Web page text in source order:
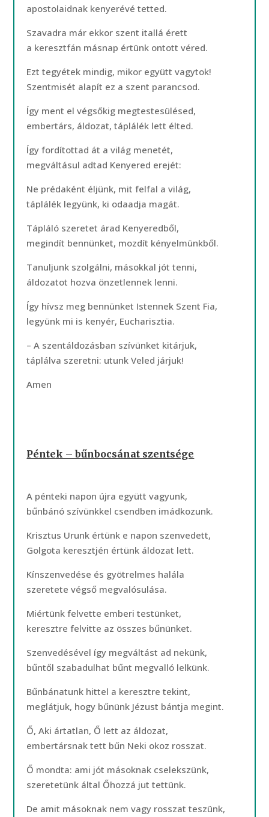
apostolaidnak kenyerévé tetted.
Szavadra már ekkor szent itallá érett
a keresztfán másnap értünk ontott véred.
Ezt tegyétek mindig, mikor együtt vagytok!
Szentmisét alapít ez a szent parancsod.
Így ment el végsőkig megtestesülésed,
embertárs, áldozat, táplálék lett élted.
Így fordítottad át a világ menetét,
megváltásul adtad Kenyered erejét:
Ne prédaként éljünk, mit felfal a világ,
táplálék legyünk, ki odaadja magát.
Tápláló szeretet árad Kenyeredből,
megindít bennünket, mozdít kényelmünkből.
Tanuljunk szolgálni, másokkal jót tenni,
áldozatot hozva önzetlennek lenni.
Így hívsz meg bennünket Istennek Szent Fia,
legyünk mi is kenyér, Eucharisztia.
– A szentáldozásban szívünket kitárjuk,
táplálva szeretni: utunk Veled járjuk!
Amen
Péntek – bűnbocsánat szentsége
A pénteki napon újra együtt vagyunk,
bűnbánó szívünkkel csendben imádkozunk.
Krisztus Urunk értünk e napon szenvedett,
Golgota keresztjén értünk áldozat lett.
Kínszenvedése és gyötrelmes halála
szeretete végső megvalósulása.
Miértünk felvette emberi testünket,
keresztre felvitte az összes bűnünket.
Szenvedésével így megváltást ad nekünk,
bűntől szabadulhat bűnt megvalló lelkünk.
Bűnbánatunk hittel a keresztre tekint,
meglátjuk, hogy bűnünk Jézust bántja megint.
Ő, Aki ártatlan, Ő lett az áldozat,
embertársnak tett bűn Neki okoz rosszat.
Ő mondta: ami jót másoknak cselekszünk,
szeretetünk által Őhozzá jut tettünk.
De amit másoknak nem vagy rosszat teszünk,